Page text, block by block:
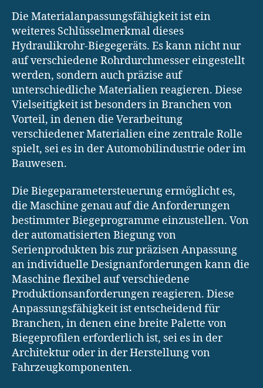
Die Materialanpassungsfähigkeit ist ein
weiteres Schlüsselmerkmal dieses
Hydraulikrohr-Biegegeräts. Es kann nicht nur
auf verschiedene Rohrdurchmesser eingestellt
werden, sondern auch präzise auf
unterschiedliche Materialien reagieren. Diese
Vielseitigkeit ist besonders in Branchen von
Vorteil, in denen die Verarbeitung
verschiedener Materialien eine zentrale Rolle
spielt, sei es in der Automobilindustrie oder im
Bauwesen.
Die Biegeparametersteuerung ermöglicht es,
die Maschine genau auf die Anforderungen
bestimmter Biegeprogramme einzustellen. Von
der automatisierten Biegung von
Serienprodukten bis zur präzisen Anpassung
an individuelle Designanforderungen kann die
Maschine flexibel auf verschiedene
Produktionsanforderungen reagieren. Diese
Anpassungsfähigkeit ist entscheidend für
Branchen, in denen eine breite Palette von
Biegeprofilen erforderlich ist, sei es in der
Architektur oder in der Herstellung von
Fahrzeugkomponenten.